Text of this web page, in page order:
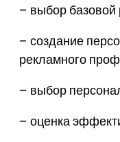
– выбор
– создание
рекламного
– выбор
– оценка